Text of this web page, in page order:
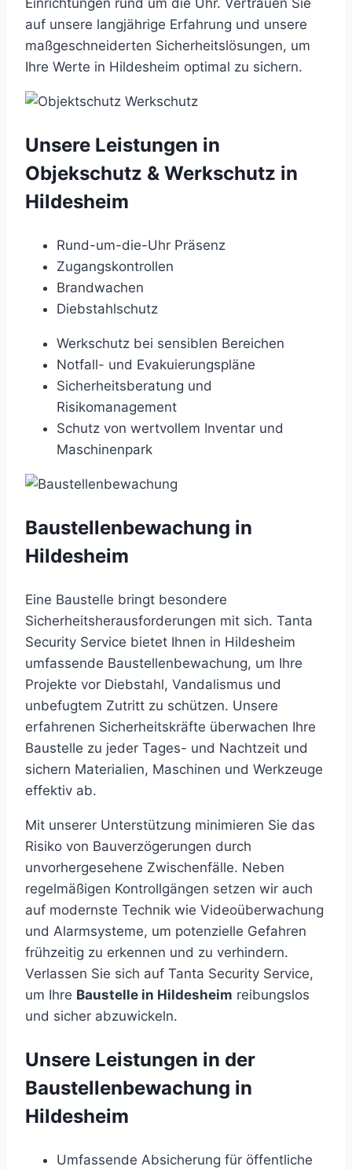
Einrichtungen rund um die Uhr. Vertrauen Sie
auf unsere langjährige Erfahrung und unsere
maßgeschneiderten Sicherheitslösungen, um
Ihre Werte in Hildesheim optimal zu sichern.
Unsere Leistungen in
Objekschutz & Werkschutz in
Hildesheim
Rund-um-die-Uhr Präsenz
Zugangskontrollen
Brandwachen
Diebstahlschutz
Werkschutz bei sensiblen Bereichen
Notfall- und Evakuierungspläne
Sicherheitsberatung und
Risikomanagement
Schutz von wertvollem Inventar und
Maschinenpark
Baustellenbewachung in
Hildesheim
Eine Baustelle bringt besondere
Sicherheitsherausforderungen mit sich. Tanta
Security Service bietet Ihnen in Hildesheim
umfassende Baustellenbewachung, um Ihre
Projekte vor Diebstahl, Vandalismus und
unbefugtem Zutritt zu schützen. Unsere
erfahrenen Sicherheitskräfte überwachen Ihre
Baustelle zu jeder Tages- und Nachtzeit und
sichern Materialien, Maschinen und Werkzeuge
effektiv ab.
Mit unserer Unterstützung minimieren Sie das
Risiko von Bauverzögerungen durch
unvorhergesehene Zwischenfälle. Neben
regelmäßigen Kontrollgängen setzen wir auch
auf modernste Technik wie Videoüberwachung
und Alarmsysteme, um potenzielle Gefahren
frühzeitig zu erkennen und zu verhindern.
Verlassen Sie sich auf Tanta Security Service,
um Ihre Baustelle in Hildesheim reibungslos
und sicher abzuwickeln.
Unsere Leistungen in der
Baustellenbewachung in
Hildesheim
Umfassende Absicherung für öffentliche